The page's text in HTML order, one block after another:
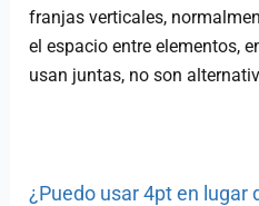
franjas verticales,
el espacio entre elementos,
usan juntas, no son
¿Puedo usar 4pt en lugar